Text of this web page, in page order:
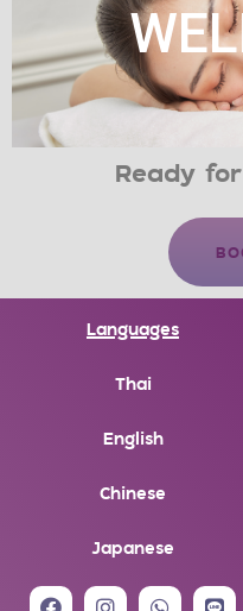
Ready
Languages
Thai
English
Chinese
Japanese
F
I
W
L